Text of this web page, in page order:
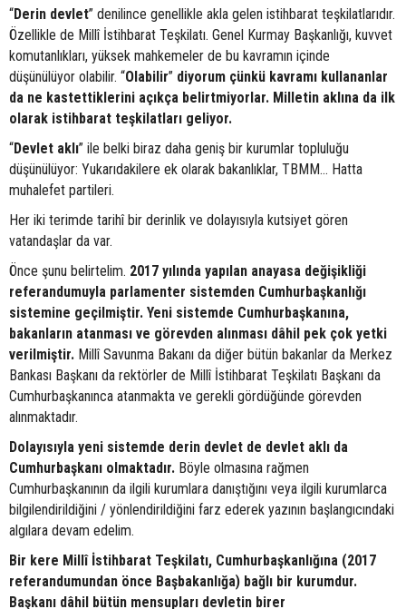
“Derin devlet” denilince genellikle akla gelen istihbarat teşkilatlarıdır.
Özellikle de Millî İstihbarat Teşkilatı. Genel Kurmay Başkanlığı, kuvvet
komutanlıkları, yüksek mahkemeler de bu kavramın içinde
düşünülüyor olabilir. “Olabilir” diyorum çünkü kavramı kullananlar
da ne kastettiklerini açıkça belirtmiyorlar. Milletin aklına da ilk
olarak istihbarat teşkilatları geliyor.
“Devlet aklı” ile belki biraz daha geniş bir kurumlar topluluğu
düşünülüyor: Yukarıdakilere ek olarak bakanlıklar, TBMM… Hatta
muhalefet partileri.
Her iki terimde tarihî bir derinlik ve dolayısıyla kutsiyet gören
vatandaşlar da var.
Önce şunu belirtelim. 2017 yılında yapılan anayasa değişikliği
referandumuyla parlamenter sistemden Cumhurbaşkanlığı
sistemine geçilmiştir. Yeni sistemde Cumhurbaşkanına,
bakanların atanması ve görevden alınması dâhil pek çok yetki
verilmiştir. Millî Savunma Bakanı da diğer bütün bakanlar da Merkez
Bankası Başkanı da rektörler de Millî İstihbarat Teşkilatı Başkanı da
Cumhurbaşkanınca atanmakta ve gerekli gördüğünde görevden
alınmaktadır.
Dolayısıyla yeni sistemde derin devlet de devlet aklı da
Cumhurbaşkanı olmaktadır. Böyle olmasına rağmen
Cumhurbaşkanının da ilgili kurumlara danıştığını veya ilgili kurumlarca
bilgilendirildiğini / yönlendirildiğini farz ederek yazının başlangıcındaki
algılara devam edelim.
Bir kere Millî İstihbarat Teşkilatı, Cumhurbaşkanlığına (2017
referandumundan önce Başbakanlığa) bağlı bir kurumdur.
Başkanı dâhil bütün mensupları devletin birer